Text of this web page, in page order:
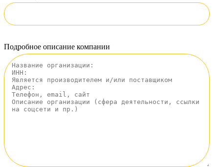
Подробное описание компании